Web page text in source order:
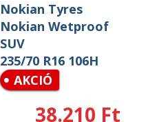
Nokian Tyres
Nokian Wetproof
SUV
235/70 R16 106H
AKCIÓ
38.210 Ft